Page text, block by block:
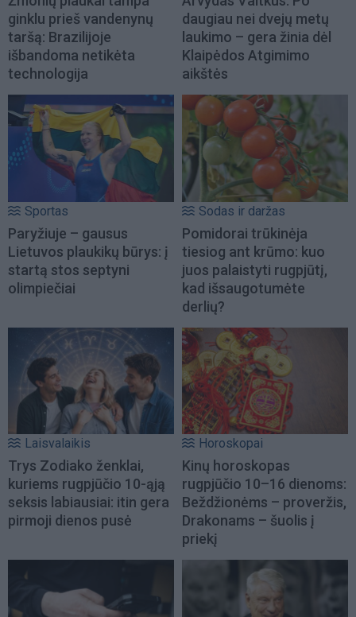
ginklu prieš vandenynų
taršą: Brazilijoje
išbandoma netikėta
technologija
daugiau nei dvejų metų
laukimo – gera žinia dėl
Klaipėdos Atgimimo
aikštės
Sportas
Paryžiuje – gausus
Lietuvos plaukikų būrys: į
startą stos septyni
olimpiečiai
Sodas ir daržas
Pomidorai trūkinėja
tiesiog ant krūmo: kuo
juos palaistyti rugpjūtį,
kad išsaugotumėte
derlių?
Laisvalaikis
Trys Zodiako ženklai,
kuriems rugpjūčio 10-ąją
seksis labiausiai: itin gera
pirmoji dienos pusė
Horoskopai
Kinų horoskopas
rugpjūčio 10–16 dienoms:
Beždžionėms – proveržis,
Drakonams – šuolis į
priekį